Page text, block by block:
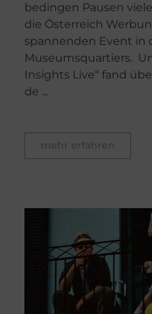
bedingen Pausen
die Österreich
spannenden Event in
Museumsquartiers.
Insights Live“ fand
de ...
mehr erfahren